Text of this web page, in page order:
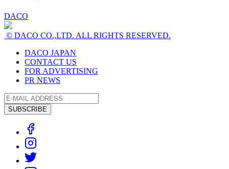
DACO
© DACO CO.,LTD. ALL RIGHTS RESERVED.
DACO JAPAN
CONTACT US
FOR ADVERTISING
PR NEWS